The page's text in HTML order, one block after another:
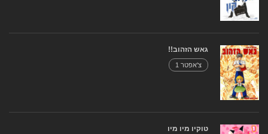
גאש הזהוב!!
צ'אפטר 1
טוקיו מיו מיו